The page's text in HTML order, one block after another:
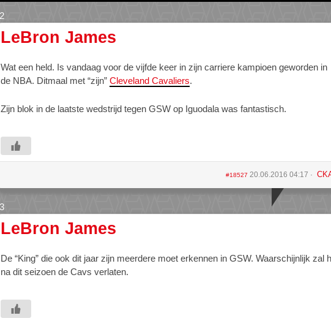
LeBron James
Wat een held. Is vandaag voor de vijfde keer in zijn carriere kampioen geworden in
de NBA. Ditmaal met “zijn” Cleveland Cavaliers.
Zijn blok in de laatste wedstrijd tegen GSW op Iguodala was fantastisch.
#18527 20.06.2016 04:17
LeBron James
De “King” die ook dit jaar zijn meerdere moet erkennen in GSW. Waarschijnlijk zal
na dit seizoen de Cavs verlaten.